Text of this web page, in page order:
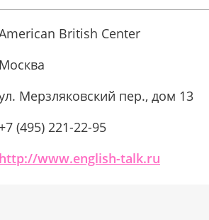
British Center
Москва
Мерзляковский пер., дом 13
+7 (495) 221-22-95
http://www.english-talk.ru